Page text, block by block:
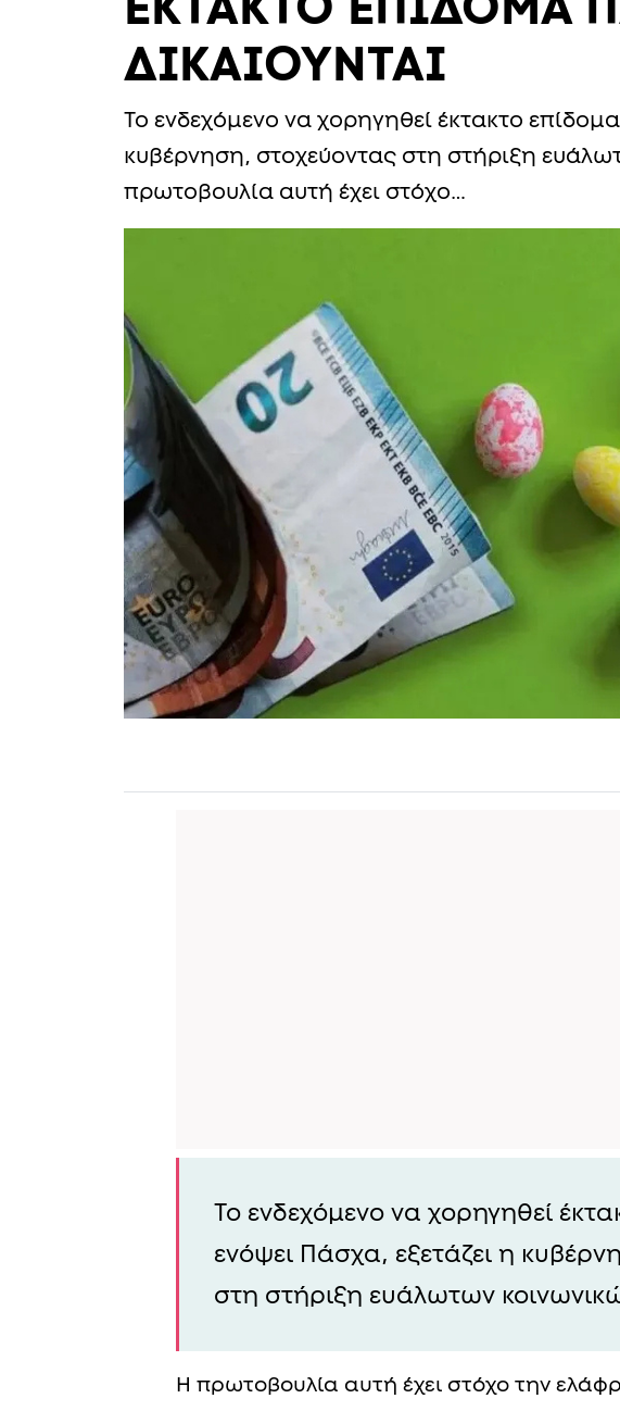
ΕΚΤΑΚΤΟ ΕΠΙΔΟΜΑ
ΔΙΚΑΙΟΥΝΤΑΙ
Το ενδεχόμενο να χορηγηθεί έκτακτο
κυβέρνηση, στοχεύοντας στη στήριξη
πρωτοβουλία αυτή έχει στόχο…
Το ενδεχόμενο να χορηγηθεί
ενόψει Πάσχα, εξετάζει η
στη στήριξη ευάλωτων
Η πρωτοβουλία αυτή έχει στόχο την